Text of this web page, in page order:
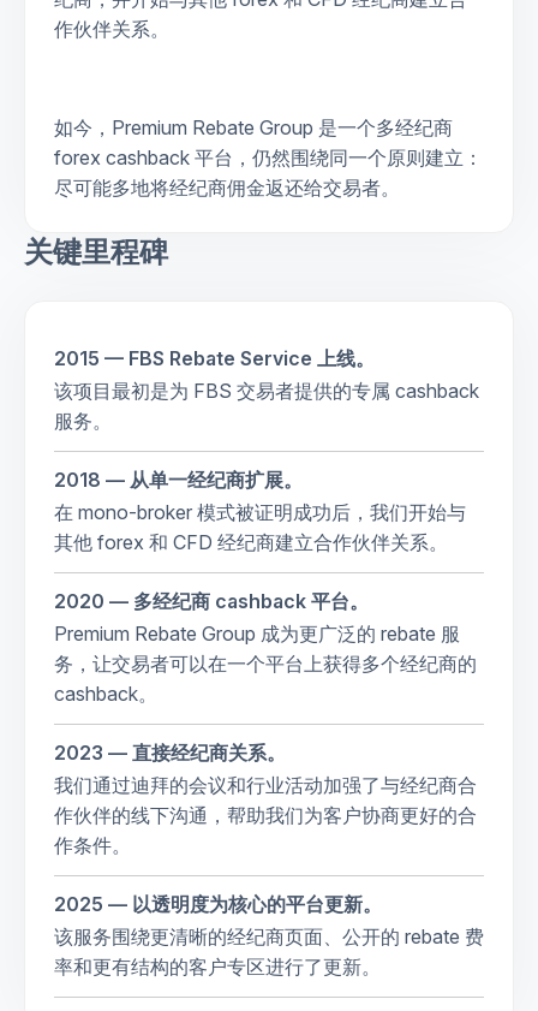
作伙伴关系。
如今，Premium Rebate Group 是一个多经纪商
forex cashback 平台，仍然围绕同一个原则建立：
尽可能多地将经纪商佣金返还给交易者。
关键里程碑
2015 — FBS Rebate Service 上线。
该项目最初是为 FBS 交易者提供的专属 cashback
服务。
2018 — 从单一经纪商扩展。
在 mono-broker 模式被证明成功后，我们开始与
其他 forex 和 CFD 经纪商建立合作伙伴关系。
2020 — 多经纪商 cashback 平台。
Premium Rebate Group 成为更广泛的 rebate 服
务，让交易者可以在一个平台上获得多个经纪商的
cashback。
2023 — 直接经纪商关系。
我们通过迪拜的会议和行业活动加强了与经纪商合
作伙伴的线下沟通，帮助我们为客户协商更好的合
作条件。
2025 — 以透明度为核心的平台更新。
该服务围绕更清晰的经纪商页面、公开的 rebate 费
率和更有结构的客户专区进行了更新。